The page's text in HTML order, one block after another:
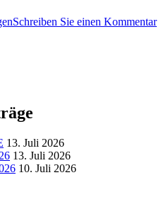
Schreiben Sie einen Kommentar
13. Juli 2026
13. Juli 2026
10. Juli 2026